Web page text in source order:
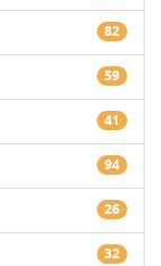
82
59
41
94
26
32